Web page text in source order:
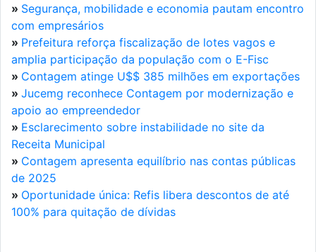
» Segurança, mobilidade e economia pautam encontro
com empresários
» Prefeitura reforça fiscalização de lotes vagos e
amplia participação da população com o E-Fisc
» Contagem atinge U$$ 385 milhões em exportações
» Jucemg reconhece Contagem por modernização e
apoio ao empreendedor
» Esclarecimento sobre instabilidade no site da
Receita Municipal
» Contagem apresenta equilíbrio nas contas públicas
de 2025
» Oportunidade única: Refis libera descontos de até
100% para quitação de dívidas